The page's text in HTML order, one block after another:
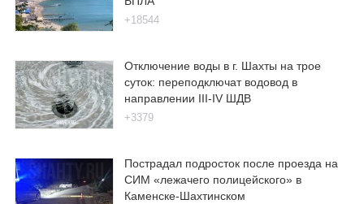
+18544
Отключение воды в г. Шахты на трое
суток: переподключат водовод в
направлении III-IV ШДВ
+3379
Пострадал подросток после проезда на
СИМ «лежачего полицейского» в
Каменске-Шахтинском